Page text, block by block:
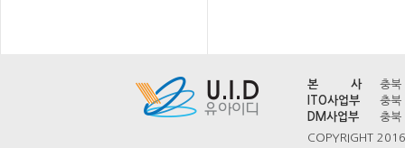
본 사
충
ITO사업부
충
DM사업부
충
COPYRIGHT